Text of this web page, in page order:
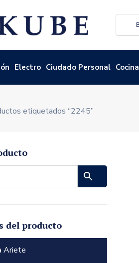
Electro Ciudado Personal Cocina
etiquetados “2245”
del producto
Ariete